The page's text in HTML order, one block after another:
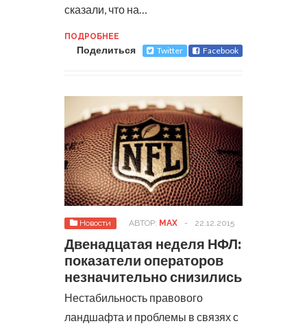
сказали, что на…
ПОДРОБНЕЕ
Поделиться Twitter Facebook
Новости АВТОР: MAX - 22.12.2015
Двенадцатая неделя НФЛ:
показатели операторов
незначительно снизились
Нестабильность правового
ландшафта и проблемы в связях с